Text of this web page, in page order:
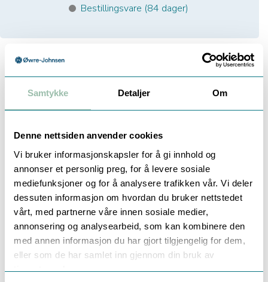
Samtykke Detaljer Om
Denne nettsiden anvender cookies
Vi bruker informasjonskapsler for å gi innhold og
annonser et personlig preg, for å levere sosiale
mediefunksjoner og for å analysere trafikken vår. Vi deler
dessuten informasjon om hvordan du bruker nettstedet
vårt, med partnerne våre innen sosiale medier,
annonsering og analysearbeid, som kan kombinere den
med annen informasjon du har gjort tilgjengelig for dem,
eller som de har samlet inn gjennom din bruk av
tjenestene deres.
Bestillingsvare (84 dager)
Beskrivelse Dokumentasjon
APATOR BRANNHYDRANT
VANNMÅLERE
MH-08 – Øyeblikkelig måling av vannvolum opp til
30°C ved
hurtigkobling til 80 mm underjordiske brannhydranter,
MOP 16 bar (PN16). Brannhydrantuttaket krever
størrelse 75 Storz
hurtigkobling. MH-08 vannmåler teller vurdert til
IP68 er duggbestandig: motmekanismen er forseglet
i en